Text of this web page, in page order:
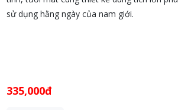
sử dụng hằng ngày của nam giới.
335,000đ